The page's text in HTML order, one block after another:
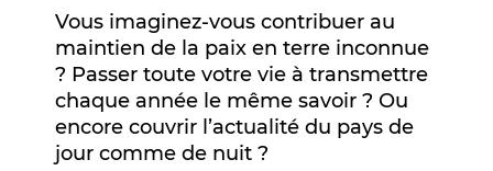
Vous imaginez-vous contribuer au
maintien de la paix en terre inconnue
? Passer toute votre vie à transmettre
chaque année le même savoir ? Ou
encore couvrir l’actualité du pays de
jour comme de nuit ?